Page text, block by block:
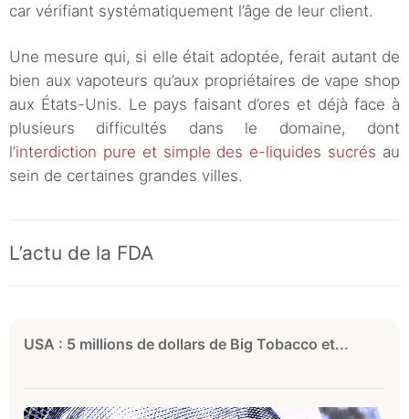
car vérifiant systématiquement l’âge de leur client.
Une mesure qui, si elle était adoptée, ferait autant de
bien aux vapoteurs qu’aux propriétaires de vape shop
aux États-Unis. Le pays faisant d’ores et déjà face à
plusieurs difficultés dans le domaine, dont
l’interdiction pure et simple des e-liquides sucrés au
sein de certaines grandes villes.
L’actu de la FDA
USA : 5 millions de dollars de Big Tobacco et...